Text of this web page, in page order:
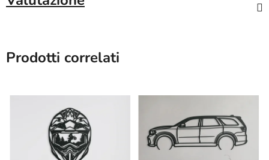
Prodotti correlati